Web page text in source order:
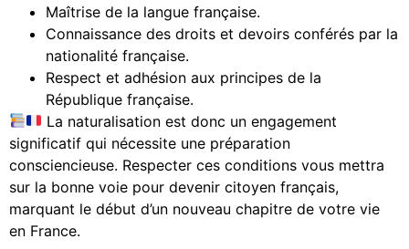
Maîtrise de la langue française.
Connaissance des droits et devoirs conférés par la
nationalité française.
Respect et adhésion aux principes de la
République française.
La naturalisation est donc un engagement
significatif qui nécessite une préparation
consciencieuse. Respecter ces conditions vous mettra
sur la bonne voie pour devenir citoyen français,
marquant le début d’un nouveau chapitre de votre vie
en France.